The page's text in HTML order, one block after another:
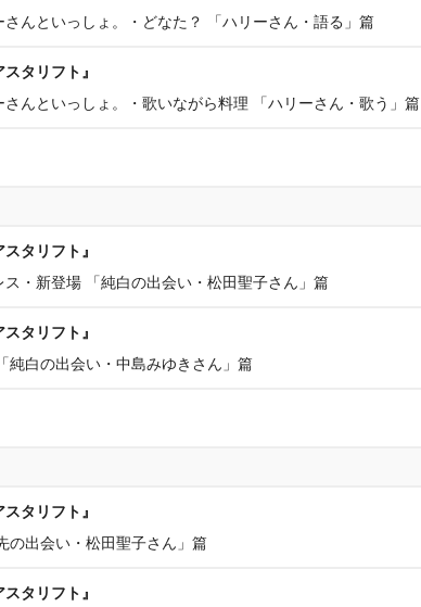
さんといっしょ。・どなた？ 「ハリーさん・語る」篇
タリフト』
さんといっしょ。・歌いながら料理 「ハリーさん・歌う」篇
タリフト』
ス・新登場 「純白の出会い・松田聖子さん」篇
タリフト』
純白の出会い・中島みゆきさん」篇
タリフト』
の出会い・松田聖子さん」篇
タリフト』